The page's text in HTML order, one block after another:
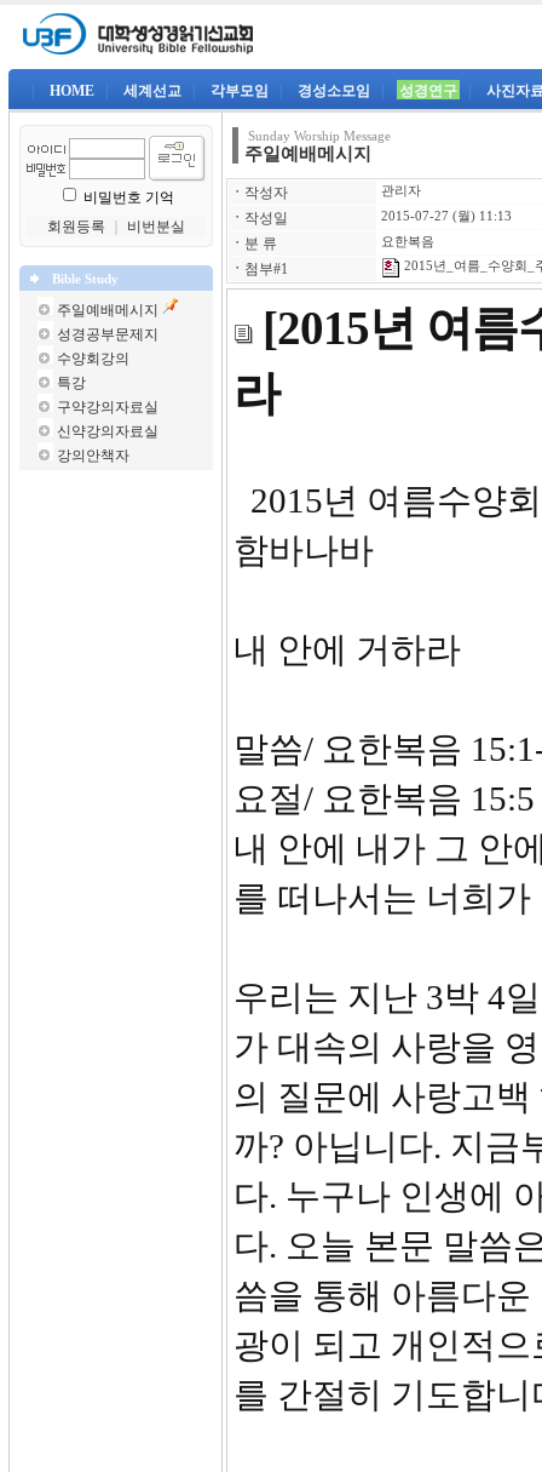
HOME 세계선교 각부모임 경성소모임 성경연구 사진자
비밀번호 기억
회원등록
비번분실
Bible Study
주일예배메시지
성경공부문제지
수양회강의
특강
구약강의자료실
신약강의자료실
강의안책자
Sunday Worship Message
주일예배메시지
ㆍ 작성자 관리자
ㆍ 작성일 2015-07-27 (월) 11:13
ㆍ 분 류 요한복음
ㆍ 첨부#1 2015년_여름_수양회_
[2015년 여름
라
2015년
함바나바
내 안에 거하라
말씀/ 요한복음
요절/ 요한복음
내 안에 내가 그 안
를 떠나서는 너희
우리는 지난 3박 4
가 대속의 사랑을
의 질문에 사랑고
까? 아닙니다. 지금
다. 누구나 인생에
다. 오늘 본문 말씀
씀을 통해 아름다
광이 되고 개인적
를 간절히 기도합니